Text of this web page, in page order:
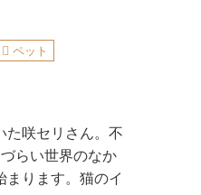
ペット
た咲セリさん。不
らい世界のなか
ります。猫のイ